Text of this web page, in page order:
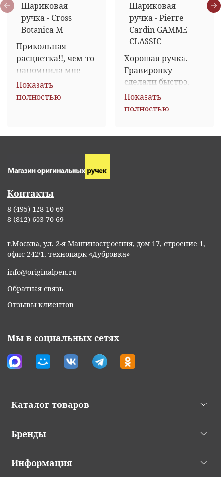
Шариковая
ручка - Cross
Botanica M
Прикольная
расцветка!!, чем-то
напомнила мне
татушку у подруги,
поэтому вопрос о
Показать
полностью
Шариковая
ручка - Pierre
Cardin GAMME
CLASSIC
Хорошая ручка.
Гравировку
сделали быстро,
красиво и
качественно.
Показать
полностью
Каталог товаров
Бренды
Информация
Контакты
8 (495) 128-10-69
8 (812) 603-70-69
г.Москва, ул. 2-я Машиностроения, дом 17, строение 1,
офис 242/1, технопарк «Дубровка»
info@originalpen.ru
Обратная связь
Отзывы клиентов
Мы в социальных сетях